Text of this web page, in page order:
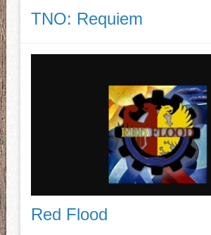
TNO: Requiem
Red Flood